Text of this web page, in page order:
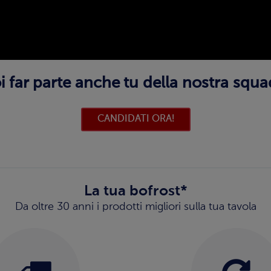
far parte anche tu della nostra
CANDIDATI ORA!
La tua bofrost*
Da oltre 30 anni i prodotti migliori sulla tua tavola